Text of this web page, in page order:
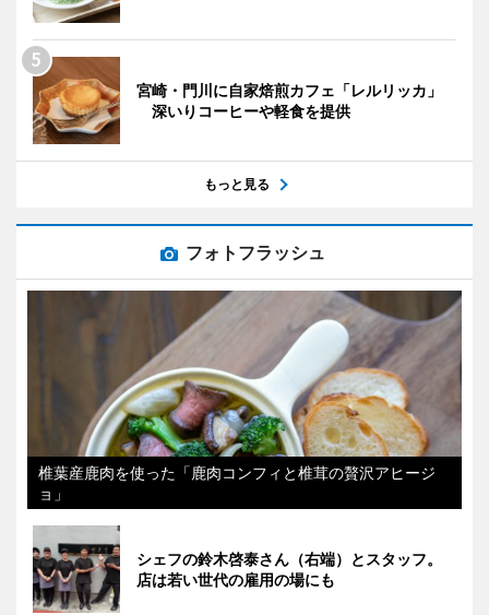
宮崎・門川に自家焙煎カフェ「レルリッカ」
深いりコーヒーや軽食を提供
もっと見る
フォトフラッシュ
椎葉産鹿肉を使った「鹿肉コンフィと椎茸の贅沢アヒージ
ョ」
シェフの鈴木啓泰さん（右端）とスタッフ。
店は若い世代の雇用の場にも